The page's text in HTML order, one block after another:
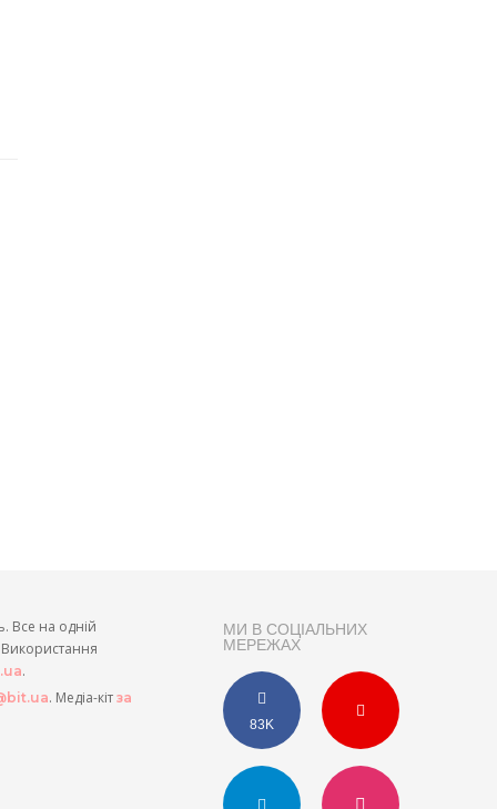
МИ В СОЦІАЛЬНИХ
МЕРЕЖАХ
83K
Все на одній
Використання
.
. Медіа-кіт за